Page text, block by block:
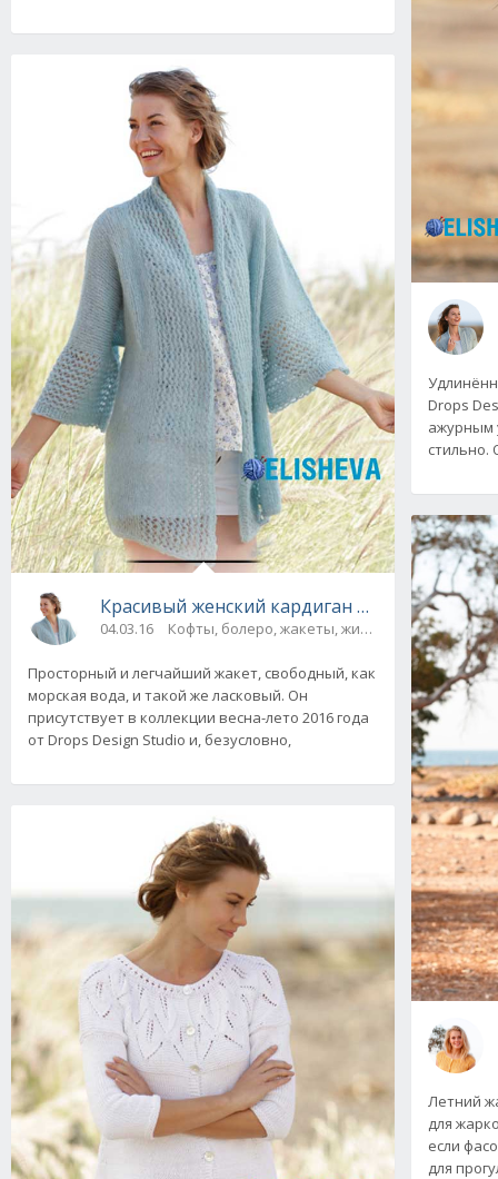
Красивый женский кардиган из альпаки от
04.03.16 Кофты, болеро, жакеты, жилеты, пуловеры и
Просторный и легчайший жакет, свободный, как
морская вода, и такой же ласковый. Он
присутствует в коллекции весна-лето 2016 года
от Drops Design Studio и, безусловно,
Drops
ажурным
стильно.
Летний
для
если
для